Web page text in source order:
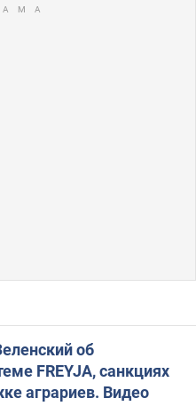
об
FREYJA, санкциях
аграриев. Видео